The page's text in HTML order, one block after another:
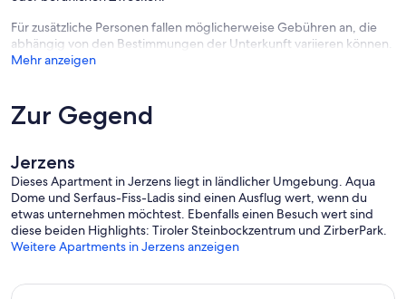
VISA, iDeal.
Für zusätzliche Personen fallen möglicherweise Gebühren an, die
abhängig von den Bestimmungen der Unterkunft variieren können.
Mehr anzeigen
Zur Gegend
Jerzens
Dieses Apartment in Jerzens liegt in ländlicher Umgebung. Aqua
Dome und Serfaus-Fiss-Ladis sind einen Ausflug wert, wenn du
etwas unternehmen möchtest. Ebenfalls einen Besuch wert sind
diese beiden Highlights: Tiroler Steinbockzentrum und ZirberPark.
Weitere Apartments in Jerzens anzeigen